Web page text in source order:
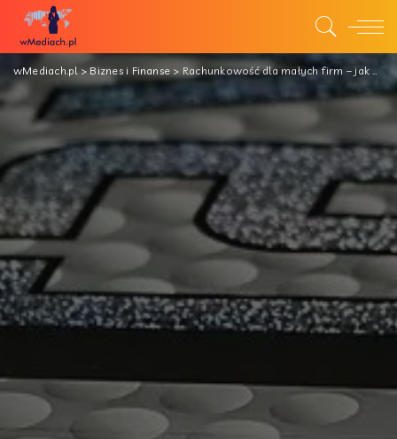
wMediach.pl>Biznes i Finanse > Rachunkowość dla małych firm – jak wybrać firmę?